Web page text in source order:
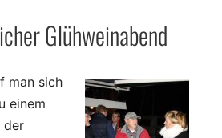
Glühweinabend
man sich
einem
der